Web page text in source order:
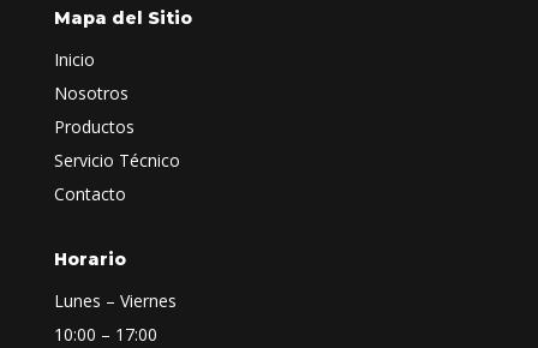
Mapa del Sitio
Inicio
Nosotros
Productos
Servicio Técnico
Contacto
Horario
Lunes – Viernes
10:00 – 17:00